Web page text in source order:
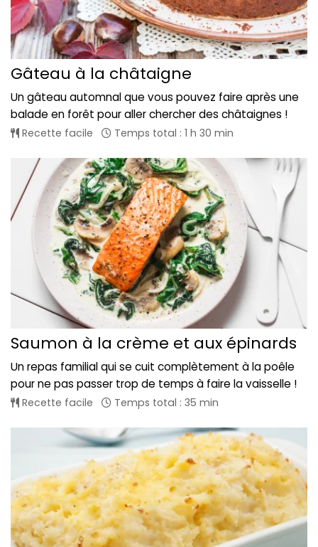
Gâteau à la châtaigne
Un gâteau automnal que vous pouvez faire après une
balade en forêt pour aller chercher des châtaignes !
Recette facile Temps total : 1 h 30 min
Saumon à la crème et aux épinards
Un repas familial qui se cuit complètement à la poêle
pour ne pas passer trop de temps à faire la vaisselle !
Recette facile Temps total : 35 min